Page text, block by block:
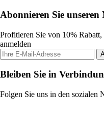
Abonnieren Sie unseren
Profitieren Sie von 10%
anmelden
Bleiben Sie in
Folgen Sie uns in den sozialen